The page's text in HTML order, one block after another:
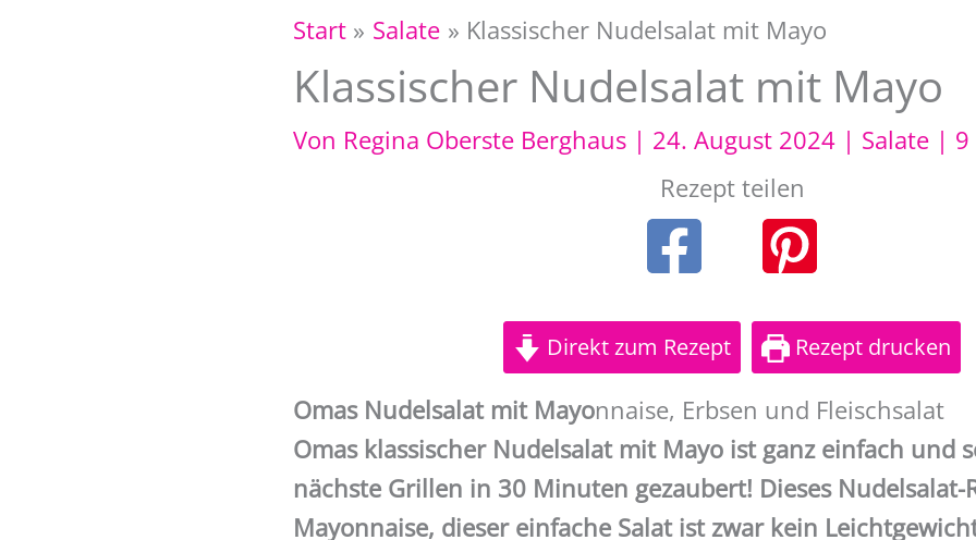
Start Salate Klassischer Nudelsalat mit Mayo
Klassischer Nudelsalat mit Mayo
Von Regina Oberste Berghaus | 24. August 2024 | Salate|
Rezept teilen
Direkt zum Rezept Rezept drucken
Omas Nudelsalat mit Mayonnaise, Erbsen und Fleischsalat
Omas klassischer Nudelsalat mit Mayo ist ganz einfach und
nächste Grillen in 30 Minuten gezaubert! Dieses Nudelsalat-
Mayonnaise, dieser einfache Salat ist zwar kein